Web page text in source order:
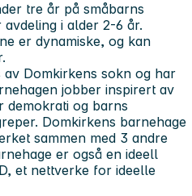
tre år på småbarns
i alder 2-6 år.
er dynamiske, og kan
av Domkirkens sokn og har
jobber inspirert av
demokrati og barns
Domkirkens barnehage
sammen med 3 andre
er også en ideell
et nettverke for ideelle